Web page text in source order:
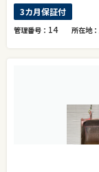
3カ月保証付
管理番号 14 所在地